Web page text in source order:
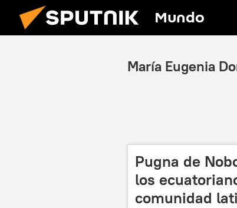
Mundo
María Eugenia
Pugna de
los
comunidad